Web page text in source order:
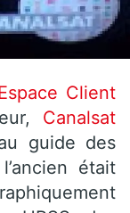
Client
Canalsat
guide des
était